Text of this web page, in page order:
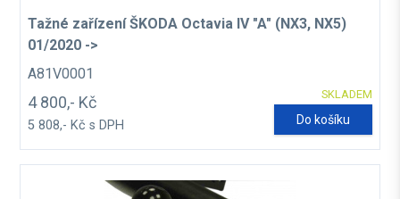
Tažné zařízení ŠKODA Octavia IV "A" (NX3, NX5)
01/2020 ->
A81V0001
SKLADEM
4 800,- Kč
5 808,- Kč s DPH Do košíku